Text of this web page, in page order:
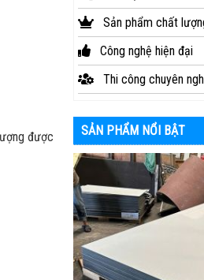
được
Sản phẩm chất
Công nghệ hiện đại
Thi công chuyên
SẢN PHẨM NỔI BẬT